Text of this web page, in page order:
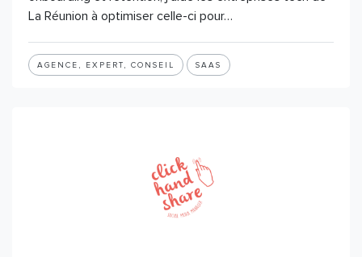
La Réunion à optimiser celle-ci pour…
AGENCE, EXPERT, CONSEIL SAAS